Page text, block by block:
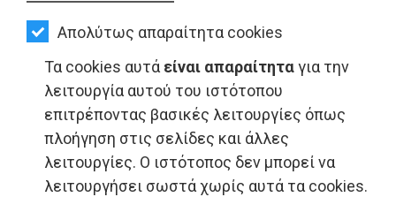
Απολύτως απαραίτητα cookies
Τα cookies αυτά είναι απαραίτηταγια την
λειτουργία αυτού του ιστότοπου
επιτρέποντας βασικές λειτουργίες όπως
πλοήγηση στις σελίδες και άλλες
λειτουργίες. Ο ιστότοπος δεν μπορεί να
λειτουργήσει σωστά χωρίς αυτά τα cookies.
ΟΙΚΟΝΟΜΙΑ
ΑΘΛΗΤΙΣΜΟΣ
ΠΟΛΙΤΙΣΜΟΣ
ΣΠΙΤΙ-
ΚΗΠΟΣ
ΑΘΛΗΤΙΣΜΟΣ - Μαραθώνας